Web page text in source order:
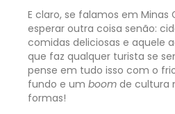
E claro, se falamos em Minas
esperar outra coisa senão:
comidas deliciosas e aquele
que faz qualquer turista se
pense em tudo isso com o
fundo e um boom de cultura
formas!